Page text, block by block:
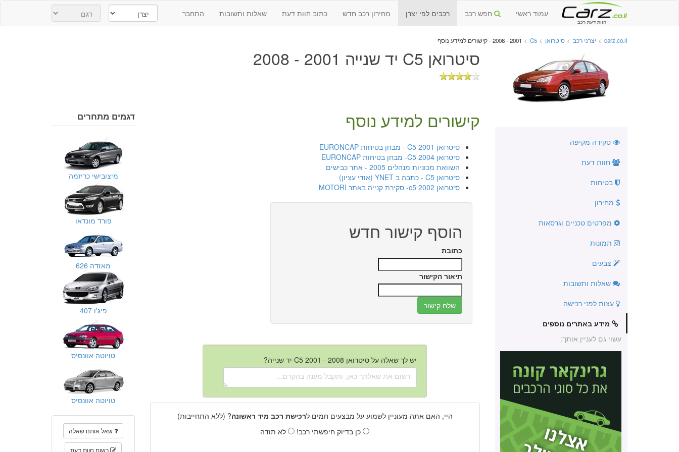
חוות דעת רכב
עמוד ראשי חפש רכב רכבים לפי יצרן מחירון רכב חדש כתוב חוות דעת שאלות ותשובות התחבר
carz.co.il
> יצרני רכב > סיטרואן >
C5
> 2001 - 2008 - קישורים למידע נוסף
סיטרואן C5 יד שנייה 2001 - 2008
סקירה מקיפה
חוות דעת
בטיחות
מחירון
מפרטים טכניים וגרסאות
תמונות
צבעים
שאלות ותשובות
עצות לפני רכישה
מידע באתרים נוספים
עשוי גם לעניין אותך:
קישורים למידע נוסף
סיטרואן C5 2001 - מבחן בטיחות EURONCAP
סיטרואן C5 2004- מבחן בטיחות EURONCAP
השוואת מכוניות מנהלים 2005 - אתר כבישים
סיטרואן C5 - כתבה ב YNET (אודי עציון)
סיטרואן c5 2002- סקירת קנייה באתר MOTORI
הוסף קישור חדש
כתובת
תיאור הקישור
יש לך שאלה על סיטרואן C5 2001 - 2008 יד שנייה?
היי, האם אתה מעוניין לשמוע על מבצעים חמים לרכישת רכב מיד ראשונה? (ללא התחייבות)
כן בדיוק חיפשתי רכב!
לא תודה
דגמים מתחרים
מיצובישי כריזמה
פורד מונדאו
מאזדה 626
פיג'ו 407
טויוטה אוונסיס
טויוטה אוונסיס
שאל אותנו שאלה
רשום חוות דעת